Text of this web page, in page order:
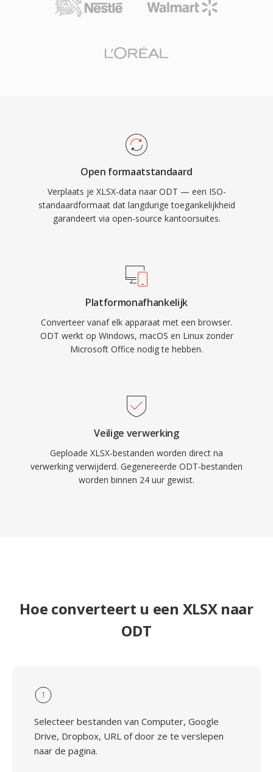
Open formaatstandaard
Verplaats je XLSX-data naar ODT — een ISO-
standaardformaat dat langdurige toegankelijkheid
garandeert via open-source kantoorsuites.
Platformonafhankelijk
Converteer vanaf elk apparaat met een browser.
ODT werkt op Windows, macOS en Linux zonder
Microsoft Office nodig te hebben.
Veilige verwerking
Geploade XLSX-bestanden worden direct na
verwerking verwijderd. Gegenereerde ODT-bestanden
worden binnen 24 uur gewist.
Hoe converteert u een XLSX naar
ODT
1
Selecteer bestanden van Computer, Google
Drive, Dropbox, URL of door ze te verslepen
naar de pagina.